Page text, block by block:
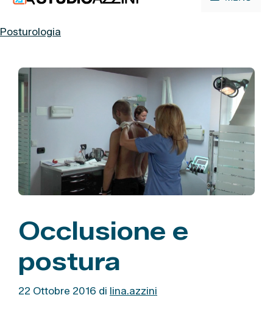
contenuto
Posturologia
Occlusione e
postura
22 Ottobre 2016 di lina.azzini